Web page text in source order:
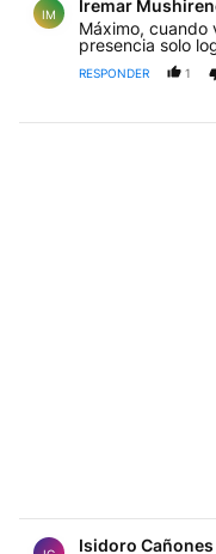
IM Iremar
Máximo, cuando
presencia solo
RESPONDER 1
Isidoro Cañones